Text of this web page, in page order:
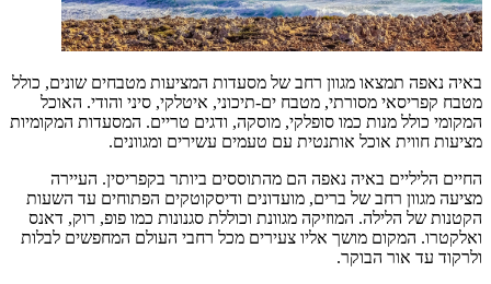
באיה נאפה תמצאו מגוון רחב של מסעדות המציעות מטבחים שונים, כולל
מטבח קפריסאי מסורתי, מטבח ים-תיכוני, איטלקי, סיני והודי. האוכל
המקומי כולל מנות כמו סופלקי, מוסקה, ודגים טריים. המסעדות המקומיות
מציעות חווית אוכל אותנטית עם טעמים עשירים ומגוונים.
החיים הליליים באיה נאפה הם מהתוססים ביותר בקפריסין. העיירה
מציעה מגוון רחב של ברים, מועדונים ודיסקוטקים הפתוחים עד השעות
הקטנות של הלילה. המוזיקה מגוונת וכוללת סגנונות כמו פופ, רוק, דאנס
ואלקטרו. המקום מושך אליו צעירים מכל רחבי העולם המחפשים לבלות
ולרקוד עד אור הבוקר.